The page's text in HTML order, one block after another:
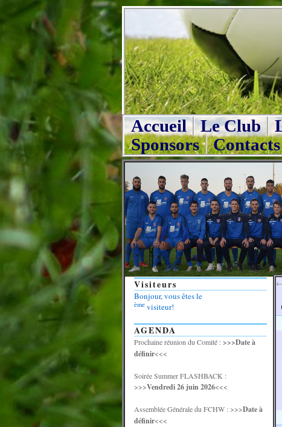
Accueil Le Club
Sponsors
Contacts
←
Visiteurs
Bonjour, vous êtes le
ème visiteur!
AGENDA
Prochaine réunion du Comité :>>>Date à
définir<<<
Soirée Summer FLASHBACK :
>>>Vendredi 26 juin 2026<<<
Assemblée Générale du FCHW : >>>Date à
définir<<<